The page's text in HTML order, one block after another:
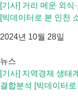
[기사] 거리 메운 외
[빅데이터로 본 인천
2024년 10월 28일
뉴스
[기사] 지역경제 생태
결합분석 [빅데이터